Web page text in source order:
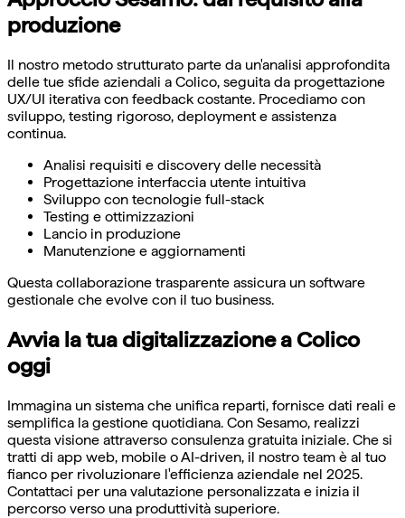
produzione
Il nostro metodo strutturato parte da un'analisi approfondita
delle tue sfide aziendali a Colico, seguita da progettazione
UX/UI iterativa con feedback costante. Procediamo con
sviluppo, testing rigoroso, deployment e assistenza
continua.
Analisi requisiti e discovery delle necessità
Progettazione interfaccia utente intuitiva
Sviluppo con tecnologie full-stack
Testing e ottimizzazioni
Lancio in produzione
Manutenzione e aggiornamenti
Questa collaborazione trasparente assicura un software
gestionale che evolve con il tuo business.
Avvia la tua digitalizzazione a Colico
oggi
Immagina un sistema che unifica reparti, fornisce dati reali e
semplifica la gestione quotidiana. Con Sesamo, realizzi
questa visione attraverso consulenza gratuita iniziale. Che si
tratti di app web, mobile o AI-driven, il nostro team è al tuo
fianco per rivoluzionare l'efficienza aziendale nel 2025.
Contattaci per una valutazione personalizzata e inizia il
percorso verso una produttività superiore.